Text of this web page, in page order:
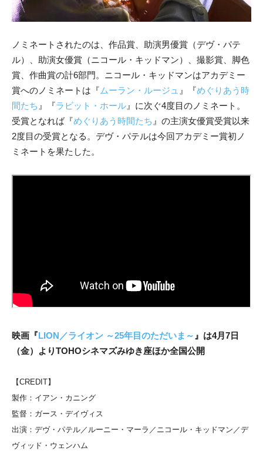
ノミネートされたのは、作品賞、助演男優賞（デヴ・パテ
ル）、 助演女優賞（ニコール・キッドマン）、撮影賞、脚色
賞、作曲賞の計6部門。 ニコール・キッドマンはアカデミー
賞へのノミネートは『 ムーラン・ルージュ 』 『めぐりあう時
間たち 』『ラビット・ホール 』に次ぐ4度目のノミネート。
受賞となれば『めぐりあう時間たち 』の主演女優賞受賞以来
2度目の受賞となる。 デヴ・パテルは今回アカデミー賞初ノ
ミネートを果たした。
映画『 LION／ライオン ～25年目のただいま～』は4月7日
（金）よりTOHOシネマズみゆき座ほか全国公開
【CREDIT】
製作：イアン・カニング
監督：ガース・デイヴィス
出演：デヴ・パテル／ルーニー・マーラ／ニコール・キッドマン／デ
ヴィッド・ウェンハム